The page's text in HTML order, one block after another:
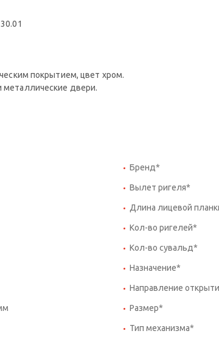
покрытием, цвет хром.
двери.
Бренд*
Вылет ригеля*
Длина лицевой
Кол-во ригелей*
Кол-во сувальд*
Назначение*
Направление
Размер*
Тип механизма*